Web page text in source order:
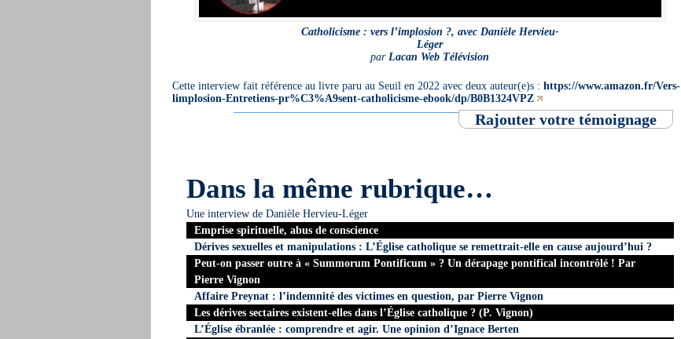
Catholicisme : vers l’implosion ?, avec Danièle Hervieu-
Léger
par Lacan Web Télévision
Cette interview fait référence au livre paru au Seuil en 2022 avec deux auteur(e)s : https://www.amazon.fr/Vers-
limplosion-Entretiens-pr%C3%A9sent-catholicisme-ebook/dp/B0B1324VPZ
Rajouter votre témoignage
Dans la même rubrique…
Une interview de Danièle Hervieu-Léger
Emprise spirituelle, abus de conscience
Dérives sexuelles et manipulations : L’Église catholique se remettrait-elle en cause aujourd’hui ?
Peut-on passer outre à « Summorum Pontificum » ? Un dérapage pontifical incontrôlé ! Par
Pierre Vignon
Affaire Preynat : l’indemnité des victimes en question, par Pierre Vignon
Les dérives sectaires existent-elles dans l’Église catholique ? (P. Vignon)
L’Église ébranlée : comprendre et agir. Une opinion d’Ignace Berten